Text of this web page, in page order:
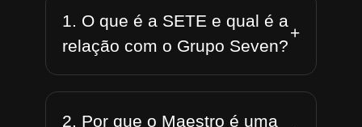
1. O que é a SETE e qual é a
relação com o Grupo Seven?
+
2. Por que o Maestro é uma